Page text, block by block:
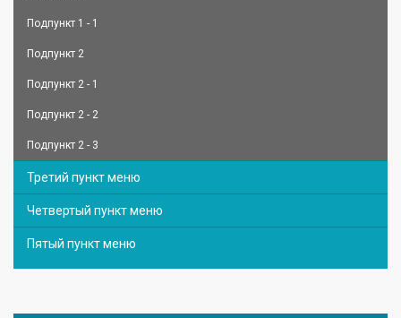
Подпункт 1 - 1
Подпункт 2
Подпункт 2 - 1
Подпункт 2 - 2
Подпункт 2 - 3
Третий пункт меню
Четвертый пункт меню
Пятый пункт меню